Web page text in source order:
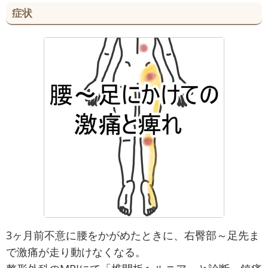
症状
3ヶ月前不意に腰をかがめたときに、右臀部～足先ま
で激痛が走り動けなくなる。